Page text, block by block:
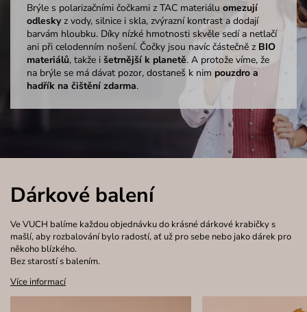
Brýle s polarizačními čočkami z TAC materiálu omezují
odleskyz vody, silnice i skla, zvýrazní kontrast a dodají
barvám hloubku. Díky nízké hmotnosti skvěle sedí a netlačí
ani při celodenním nošení. Čočky jsou navíc částečně z BIO
materiálů, takže i šetrnější k planetě. A protože víme, že
na brýle se má dávat pozor, dostaneš k nim pouzdro a
hadřík na čištění zdarma.
Dárkové balení
Ve VUCH balíme každou objednávku do krásné dárkové krabičky s
mašlí, aby rozbalování bylo radostí, ať už pro sebe nebo jako dárek pro
někoho blízkého.
Bez starostí s balením.
Více informací